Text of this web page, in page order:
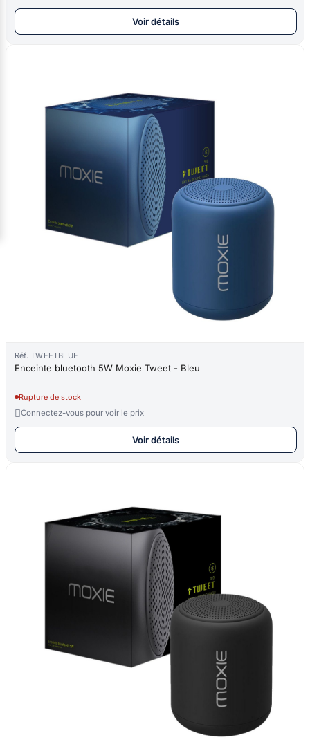
Voir détails
Réf. TWEETBLUE
Enceinte bluetooth 5W Moxie Tweet - Bleu
Rupture de stock
Connectez-vous pour voir le prix
Voir détails